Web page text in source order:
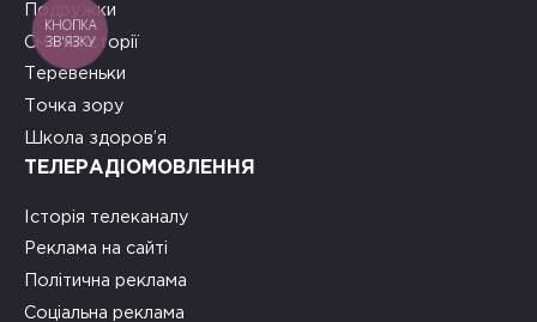
Подружки
Смачні історії
Теревеньки
Точка зору
Школа здоров’я
ТЕЛЕРАДІОМОВЛЕННЯ
Історія телеканалу
Реклама на сайті
Політична реклама
Соціальна реклама
КНОПКА
ЗВ'ЯЗКУ